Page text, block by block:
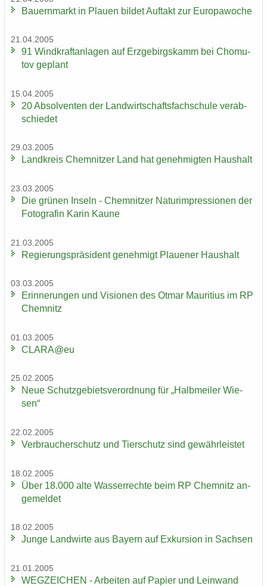
Bau­ern­markt in Plau­en bil­det Auf­takt zur Eu­ro­pa­wo­che
21.04.2005
91 Wind­kraft­an­la­gen auf Erz­ge­birgs­kamm bei Chomu­
tov ge­plant
15.04.2005
20 Ab­sol­ven­ten der Land­wirt­schafts­fach­schu­le ver­ab­
schie­det
29.03.2005
Land­kreis Chem­nit­zer Land hat ge­neh­mig­ten Haus­halt
23.03.2005
Die grü­nen In­seln - Chem­nit­zer Na­turim­pres­sio­nen der
Fo­to­gra­fin Karin Kaune
21.03.2005
Re­gie­rungs­prä­si­dent ge­neh­migt Plaue­ner Haus­halt
03.03.2005
Er­in­ne­run­gen und Vi­sio­nen des Otmar Mau­ri­ti­us im RP
Chem­nitz
01.03.2005
CLARA@eu
25.02.2005
Neue Schutz­ge­biets­ver­ord­nung für „Halb­mei­ler Wie­
sen“
22.02.2005
Ver­brau­cher­schutz und Tier­schutz sind ge­währ­leis­tet
18.02.2005
Über 18.000 alte Was­ser­rech­te beim RP Chem­nitz an­
ge­mel­det
18.02.2005
Junge Land­wir­te aus Bay­ern auf Ex­kur­si­on in Sach­sen
21.01.2005
WEG­ZEI­CHEN - Ar­bei­ten auf Pa­pier und Lein­wand